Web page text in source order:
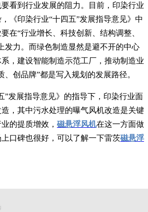
看到行业发展的阻力。目前，印染行业
《印染行业“十四五”发展指导意见》中
在“行业增长、科技创新、结构调整、
发力。而绿色制造显然是避不开的中心
，建设智能制造示范工厂，推动制造业
、创品牌”都是写入规划的发展路径。
”发展指导意见》的指导下，印染行业面
，其中污水处理的曝气风机改造是关键
的提质增效， 磁悬浮风机在这一方面做
口碑也很好，可以了解一下雷茨磁悬浮